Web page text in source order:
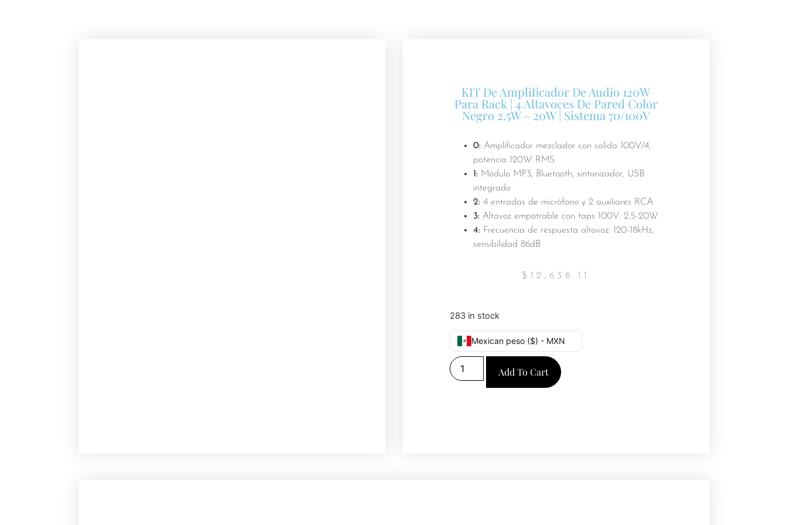
KIT De Amplificador De Audio 120W
Para Rack | 4 Altavoces De Pared Color
Negro 2.5W – 20W | Sistema 70/100V
0: Amplificador mezclador con salida 100V/4,
potencia 120W RMS
1: Módulo MP3, Bluetooth, sintonizador, USB
integrado
2: 4 entradas de micrófono y 2 auxiliares RCA
3: Altavoz empotrable con taps 100V: 2.5-20W
4: Frecuencia de respuesta altavoz: 120-18kHz,
sensibilidad 86dB
$ 12,638.11
283 in stock
Mexican peso ($) - MXN
Add To Cart